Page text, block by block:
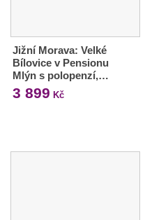
Jižní Morava: Velké
Bílovice v Pensionu
Mlýn s polopenzí,…
3 899 Kč